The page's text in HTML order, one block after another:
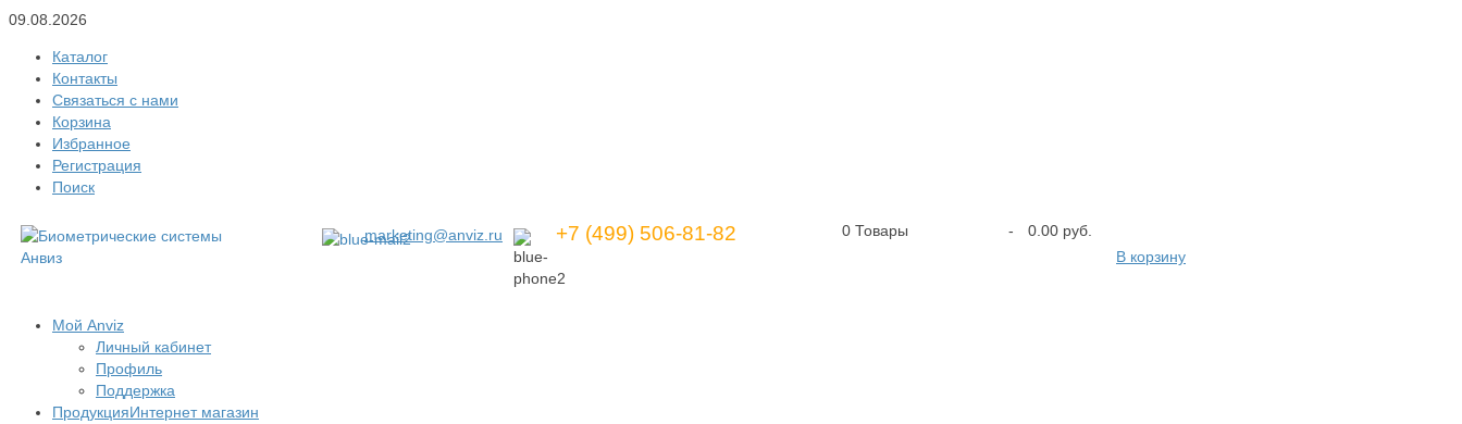
09.08.2026
Каталог
Контакты
Связаться с нами
Корзина
Избранное
Регистрация
Поиск
marketing@anviz.ru +7 (499) 506-81-82 0 Товары -
0.00 руб.
В корзину
Мой Anviz
Личный кабинет
Профиль
Поддержка
ПродукцияИнтернет магазин